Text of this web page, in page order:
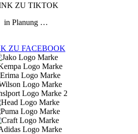
ZU TIKTOK
in Planung …
ZU FACEBOOK